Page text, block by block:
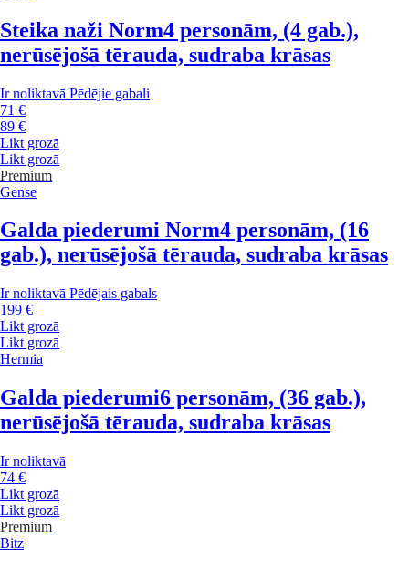
Steika naži Norm4 personām, (4 gab.),
nerūsējošā tērauda, sudraba krāsas
Ir noliktavā Pēdējie gabali
71 €
89 €
Likt grozā
Likt grozā
Premium
Gense
Galda piederumi Norm4 personām, (16
gab.), nerūsējošā tērauda, sudraba krāsas
Ir noliktavā Pēdējais gabals
199 €
Likt grozā
Likt grozā
Hermia
Galda piederumi6 personām, (36 gab.),
nerūsējošā tērauda, sudraba krāsas
Ir noliktavā
74 €
Likt grozā
Likt grozā
Premium
Bitz